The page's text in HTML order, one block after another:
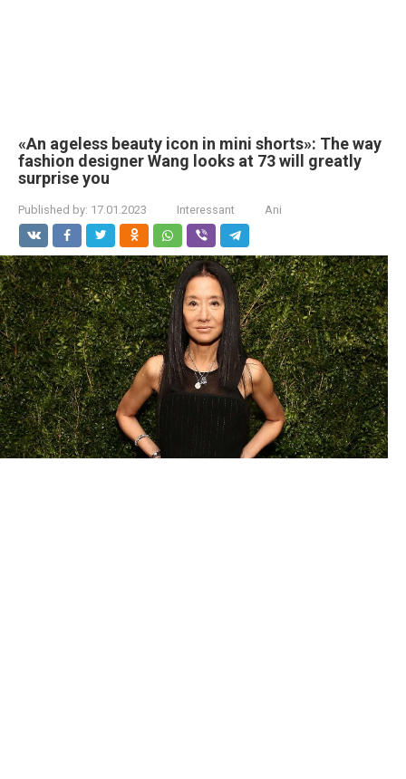
«An ageless beauty icon in mini shorts»: The way
fashion designer Wang looks at 73 will greatly
surprise you
Published by: 17.01.2023 Interessant Ani